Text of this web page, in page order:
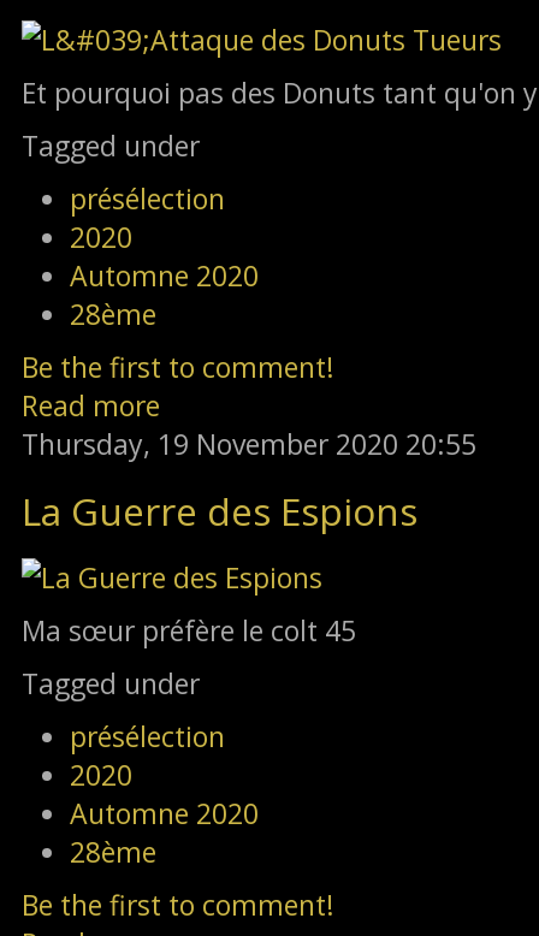
Et pourquoi pas des Donuts tant qu'on
Tagged under
présélection
2020
Automne 2020
28ème
Be the first to comment!
Read more
Thursday, 19 November 2020 20:55
La Guerre des Espions
Ma sœur préfère le colt 45
Tagged under
présélection
2020
Automne 2020
28ème
Be the first to comment!